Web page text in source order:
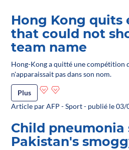
Hong Kong quits
that could not
team name
Hong-Kong a quitté une compétition
n'apparaissait pas dans son nom.
Plus
Article par AFP - Sport - publié le
Child pneumonia
Pakistan's